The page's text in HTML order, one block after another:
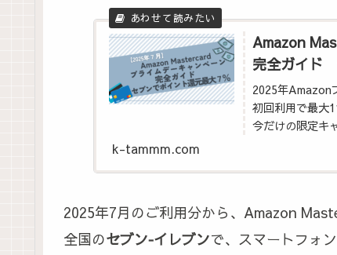
Amazon
完全ガイド
2025年Amazon
初回利用で最大
今だけの限定キ
k-tammm.com
2025年7月のご利用分から、Amazon
全国のセブン‐イレブンで、スマートフォ